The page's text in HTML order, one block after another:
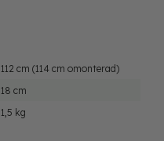
112 cm (114 cm omonterad)
18 cm
1,5 kg